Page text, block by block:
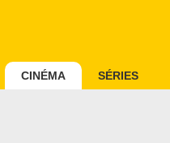
CINÉMA SÉRIES